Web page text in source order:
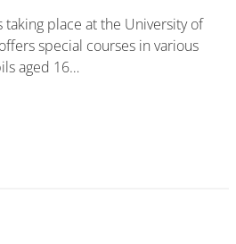
taking place at the University of
special courses in various
aged 16…